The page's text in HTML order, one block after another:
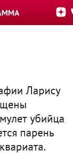
Ларису
убийца
парень